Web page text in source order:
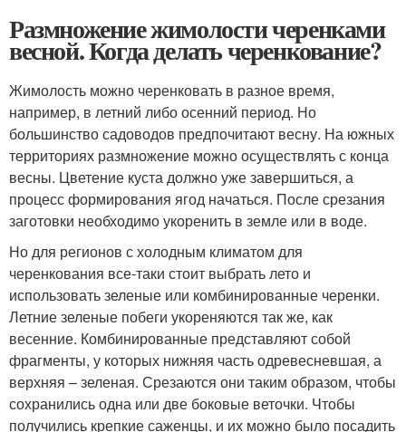
Размножение жимолости черенками
весной. Когда делать черенкование?
Жимолость можно черенковать в разное время,
например, в летний либо осенний период. Но
большинство садоводов предпочитают весну. На южных
территориях размножение можно осуществлять с конца
весны. Цветение куста должно уже завершиться, а
процесс формирования ягод начаться. После срезания
заготовки необходимо укоренить в земле или в воде.
Но для регионов с холодным климатом для
черенкования все-таки стоит выбрать лето и
использовать зеленые или комбинированные черенки.
Летние зеленые побеги укореняются так же, как
весенние. Комбинированные представляют собой
фрагменты, у которых нижняя часть одревесневшая, а
верхняя – зеленая. Срезаются они таким образом, чтобы
сохранились одна или две боковые веточки. Чтобы
получились крепкие саженцы, и их можно было посадить